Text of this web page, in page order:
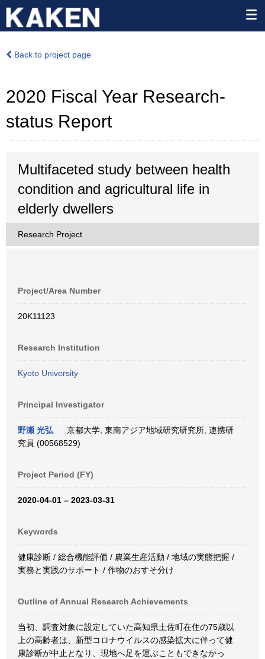
Back to project page
2020 Fiscal Year Research-
status Report
Multifaceted study between health
condition and agricultural life in
elderly dwellers
Research Project
Project/Area Number
20K11123
Research Institution
Kyoto University
Principal Investigator
野瀬 光弘
京都大学, 東南アジア地域研究研究所, 連携研
究員 (00568529)
Project Period (FY)
2020-04-01 – 2023-03-31
Keywords
健康診断 / 総合機能評価 / 農業生産活動 / 地域の実態把握 /
実務と実践のサポート / 作物のおすそ分け
Outline of Annual Research Achievements
当初、調査対象に設定していた高知県土佐町在住の75歳以
上の高齢者は、新型コロナウイルスの感染拡大に伴って健
康診断が中止となり、現地へ足を運ぶこともできなかっ